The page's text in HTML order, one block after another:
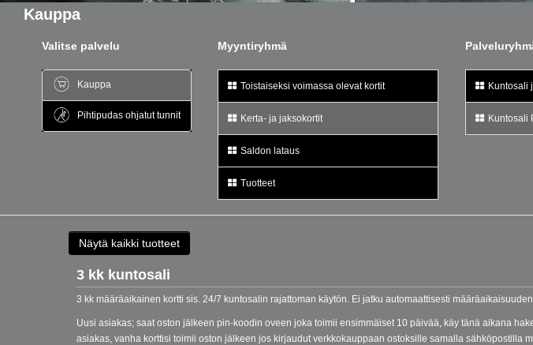
Kauppa
Valitse palvelu
Kauppa
Pihtipudas ohjatut tunnit
Myyntiryhmä
Toistaiseksi voimassa olevat kortit
Kerta- ja jaksokortit
Saldon lataus
Tuotteet
Kuntosali
Kuntosali
Näytä kaikki tuotteet
3 kk kuntosali
3 kk määräaikainen kortti sis. 24/7 kuntosalin rajattoman käytön. Ei jatku automaattisesti
Uusi asiakas; saat oston jälkeen pin-koodin oveen joka toimii ensimmäiset 10 päivää, käy tänä aikana
asiakas, vanha korttisi toimii oston jälkeen jos kirjaudut verkkokauppaan ostoksille samalla sähköpostilla